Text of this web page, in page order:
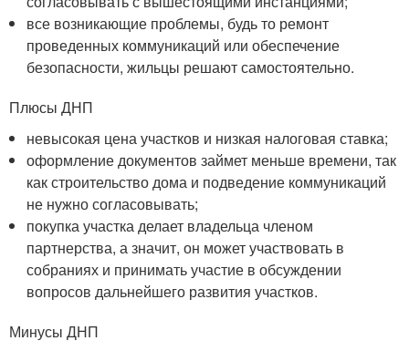
все возникающие проблемы, будь то ремонт
проведенных коммуникаций или обеспечение
безопасности, жильцы решают самостоятельно.
Плюсы ДНП
невысокая цена участков и низкая налоговая ставка;
оформление документов займет меньше времени, так
как строительство дома и подведение коммуникаций
не нужно согласовывать;
покупка участка делает владельца членом
партнерства, а значит, он может участвовать в
собраниях и принимать участие в обсуждении
вопросов дальнейшего развития участков.
Минусы ДНП